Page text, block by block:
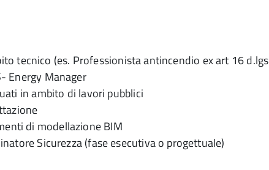
tecnico (es. Professionista antincendio ex art 16
Energy Manager
in ambito di lavori pubblici
di modellazione BIM
Sicurezza (fase esecutiva o progettuale)